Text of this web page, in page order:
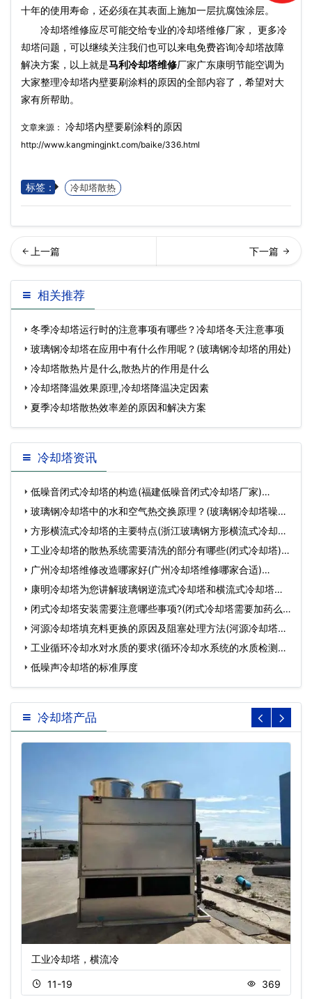
十年的使用寿命，还必须在其表面上施加一层抗腐蚀涂层。
冷却塔维修应尽可能交给专业的冷却塔维修厂家， 更多冷
却塔问题，可以继续关注我们也可以来电免费咨询冷却塔故障
解决方案，以上就是马利冷却塔维修厂家广东康明节能空调为
大家整理冷却塔内壁要刷涂料的原因的全部内容了，希望对大
家有所帮助。
文章来源： 冷却塔内壁要刷涂料的原因
http://www.kangmingjnkt.com/baike/336.html
标签： 冷却塔散热
季冷却塔的维护工作… 形冷却塔的组成与安装
相关推荐
冬季冷却塔运行时的注意事项有哪些？冷却塔冬天注意事项
玻璃钢冷却塔在应用中有什么作用呢？(玻璃钢冷却塔的用处)
冷却塔散热片是什么,散热片的作用是什么
冷却塔降温效果原理,冷却塔降温决定因素
夏季冷却塔散热效率差的原因和解决方案
冷却塔资讯
低噪音闭式冷却塔的构造(福建低噪音闭式冷却塔厂家)…
玻璃钢冷却塔中的水和空气热交换原理？(玻璃钢冷却塔噪声
标准…
方形横流式冷却塔的主要特点(浙江玻璃钢方形横流式冷却塔)
… 工业冷却塔的散热系统需要清洗的部分有哪些(闭式冷却塔)…
广州冷却塔维修改造哪家好(广州冷却塔维修哪家合适)…
康明冷却塔为您讲解玻璃钢逆流式冷却塔和横流式冷却塔小
知…闭式冷却塔安装需要注意哪些事项?(闭式冷却塔需要加药么)
… 河源冷却塔填充料更换的原因及阻塞处理方法(河源冷却塔安
装…工业循环冷却水对水质的要求(循环冷却水系统的水质检测方
法…低噪声冷却塔的标准厚度
冷却塔产品
工业冷却塔，横流冷
11-19 369